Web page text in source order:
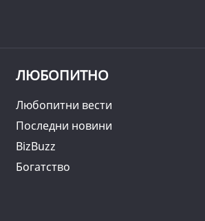
ЛЮБОПИТНО
Любопитни вести
Последни новини
BizBuzz
Богатство